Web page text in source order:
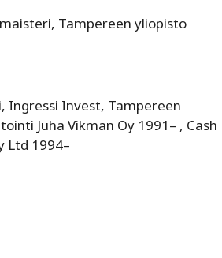
Tampereen yliopisto
Ingressi Invest, Tampereen
Juha Vikman Oy 1991– , Cash
Ltd 1994–